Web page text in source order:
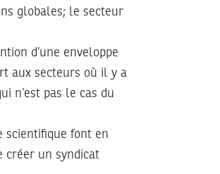
globales; le secteur
d’une enveloppe
aux secteurs où il y a
n’est pas le cas du
scientifique font en
créer un syndicat